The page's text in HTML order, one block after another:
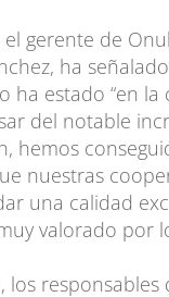
gerente de
ha
ha estado “en la
del notable
hemos
nuestras
una calidad
valorado por
los responsables